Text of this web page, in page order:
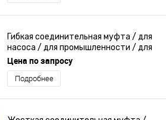
Гибкая соединительная муфта / для
насоса / для промышленности / для
компрессора
Цена по запросу
Подробнее